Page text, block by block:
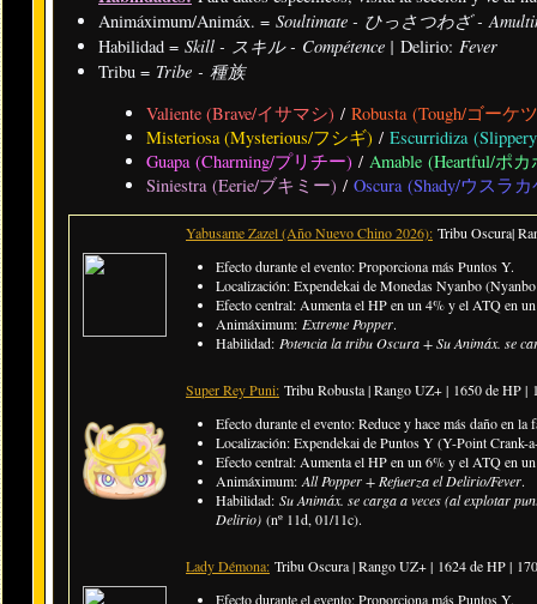
Animáximum/Animáx. = Soultimate - ひっさつわざ -
Habilidad = Skill - スキル - Compétence | Delirio: Fever
Tribu = Tribe - 種族
Valiente (Brave/イサマシ) / Robusta (Tough/ゴーケ
Misteriosa (Mysterious/フシギ) / Escurridiza
Guapa (Charming/プリチー) / Amable (Heartful/ポ
Siniestra (Eerie/ブキミー) / Oscura (Shady/ウスラ
Yabusame Zazel (Año Nuevo Chino 2026): Tribu Oscura|
Efecto durante el evento: Proporciona más Puntos Y.
Localización: Expendekai de Monedas Nyanbo
Efecto central: Aumenta el HP en un 4% y el ATQ en
Animáximum: Extreme Popper.
Habilidad: Potencia la tribu Oscura + Su Animáx. se
Super Rey Puni: Tribu Robusta | Rango UZ+ | 1650 de HP |
Efecto durante el evento: Reduce y hace más daño en la
Localización: Expendekai de Puntos Y (Y-Point Crank-
Efecto central: Aumenta el HP en un 6% y el ATQ en
Animáximum:All Popper + Refuerza el Delirio/Fever.
Habilidad: Su Animáx. se carga a veces (al explotar
Delirio) (nº 11d, 01/11c).
Lady Démona: Tribu Oscura | Rango UZ+ | 1624 de HP |
Efecto durante el evento: Proporciona más Puntos Y.